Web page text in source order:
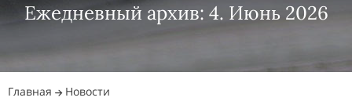
Ежедневный архив: 4. Июнь 2026
Главная Новости